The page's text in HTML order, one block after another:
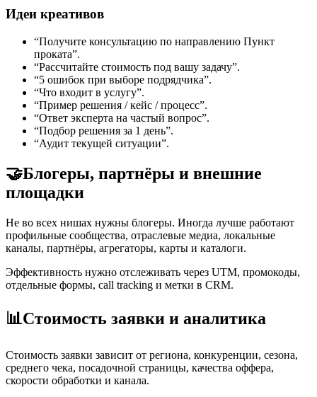
Идеи креативов
“Получите консультацию по направлению Пункт
проката”.
“Рассчитайте стоимость под вашу задачу”.
“5 ошибок при выборе подрядчика”.
“Что входит в услугу”.
“Пример решения / кейс / процесс”.
“Ответ эксперта на частый вопрос”.
“Подбор решения за 1 день”.
“Аудит текущей ситуации”.
🤝Блогеры, партнёры и внешние
площадки
Не во всех нишах нужны блогеры. Иногда лучше работают
профильные сообщества, отраслевые медиа, локальные
каналы, партнёры, агрегаторы, карты и каталоги.
Эффективность нужно отслеживать через UTM, промокоды,
отдельные формы, call tracking и метки в CRM.
📊Стоимость заявки и аналитика
Стоимость заявки зависит от региона, конкуренции, сезона,
среднего чека, посадочной страницы, качества оффера,
скорости обработки и канала.